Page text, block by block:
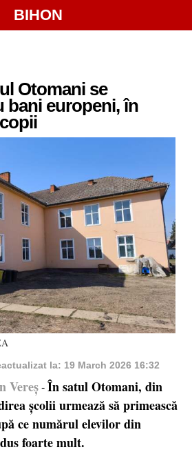
BIHON
Otomani se
bani europeni, în
la: 19 March 2026 16:32
Vereș - În satul Otomani, din
școlii urmează să primească
ce numărul elevilor din
foarte mult.